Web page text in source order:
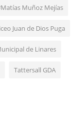
Muñoz Mejías
Juan de Dios Puga
de Linares
Tattersall GDA